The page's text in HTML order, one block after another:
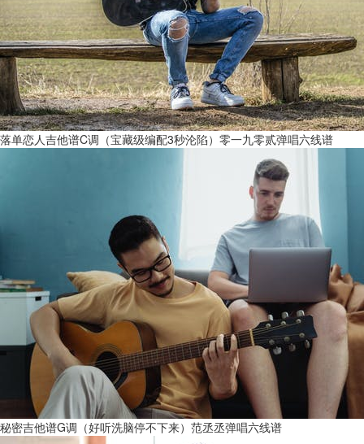
落单恋人吉他谱C调（宝藏级编配3秒沦陷）零一九零贰弹唱六线谱
秘密吉他谱G调（好听洗脑停不下来）范丞丞弹唱六线谱